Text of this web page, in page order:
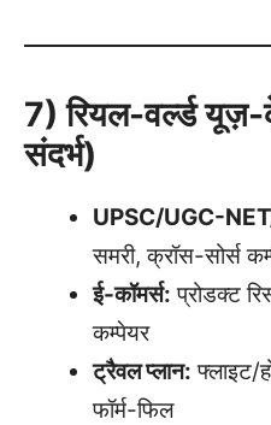
7) रियल-वर्ल्ड
संदर्भ)
UPSC/UGC-NET/
समरी, क्रॉस-सोर्स
ई-कॉमर्स: प्रोडक्ट
कम्पेयर
ट्रैवल प्लान: फ्लाइट/
फॉर्म-फिल